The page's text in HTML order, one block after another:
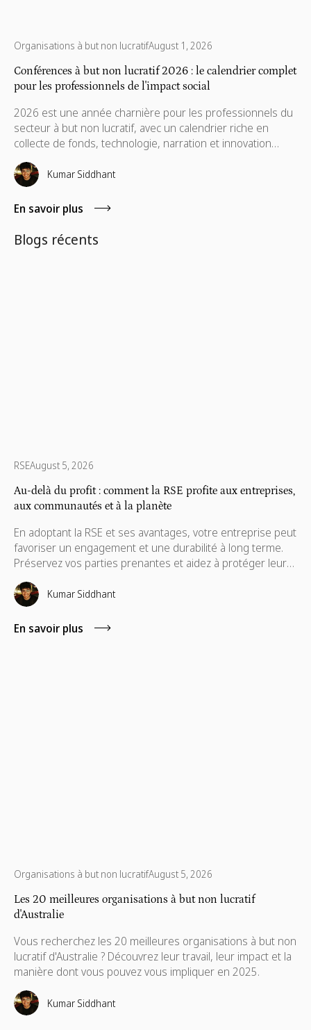
Organisations à but non lucratifAugust 1, 2026
Conférences à but non lucratif 2026 : le calendrier complet
pour les professionnels de l'impact social
2026 est une année charnière pour les professionnels du
secteur à but non lucratif, avec un calendrier riche en
collecte de fonds, technologie, narration et innovation
sociale. Voici votre guide complet des conférences qui
méritent votre temps, votre budget et les conversations
qui auront encore de l'importance à votre retour chez
vous.
Kumar Siddhant
En savoir plus
Blogs récents
RSEAugust 5, 2026
Au-delà du profit : comment la RSE profite aux entreprises,
aux communautés et à la planète
En adoptant la RSE et ses avantages, votre entreprise peut
favoriser un engagement et une durabilité à long terme.
Préservez vos parties prenantes et aidez à protéger leurs
intérêts, qui sont également nécessaires à leur
avancement.Kumar Siddhant
En savoir plus
Organisations à but non lucratifAugust 5, 2026
Les 20 meilleures organisations à but non lucratif
d'Australie
Vous recherchez les 20 meilleures organisations à but non
lucratif d'Australie ? Découvrez leur travail, leur impact et la
manière dont vous pouvez vous impliquer en 2025.
Kumar Siddhant